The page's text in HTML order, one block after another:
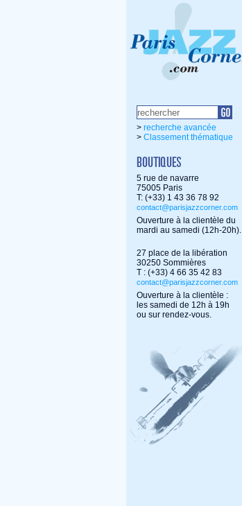
> recherche avancée
> Classement thématique
5 rue de navarre
75005 Paris
T: (+33) 1 43 36 78 92
contact@parisjazzcorner.com
Ouverture à la clientèle du
mardi au samedi (12h-20h).
27 place de la libération
30250 Sommières
T : (+33) 4 66 35 42 83
contact@parisjazzcorner.com
Ouverture à la clientèle :
les samedi de 12h à 19h
ou sur rendez-vous.